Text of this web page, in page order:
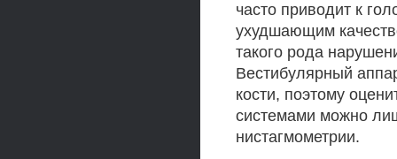
часто приводит к
ухудшающим
такого рода
Вестибулярный
кости, поэтому
системами можно
нистагмометрии.